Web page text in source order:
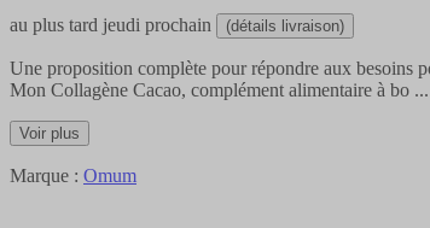
au plus tard jeudi prochain (détails livraison)
Une proposition complète pour répondre aux besoins
Mon Collagène Cacao, complément alimentaire à bo ...
Voir plus
Marque : Omum